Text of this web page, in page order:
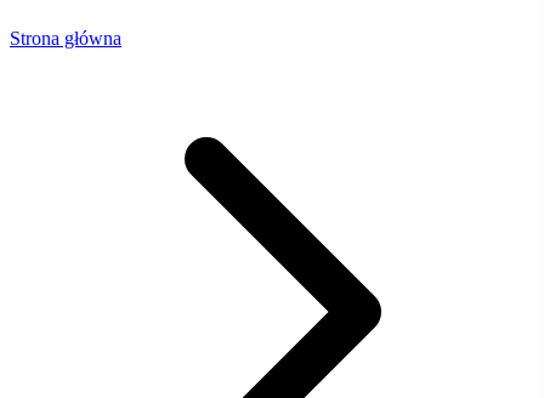
Strona główna